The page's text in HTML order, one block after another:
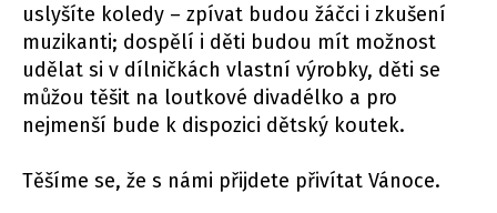
uslyšíte koledy – zpívat budou žáčci i zkušení
muzikanti; dospělí i děti budou mít možnost
udělat si v dílničkách vlastní výrobky, děti se
můžou těšit na loutkové divadélko a pro
nejmenší bude k dispozici dětský koutek.
Těšíme se, že s námi přijdete přivítat Vánoce.